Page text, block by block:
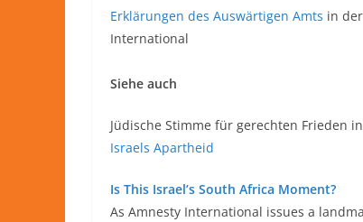
Erklärungen des Auswärtigen Amts in
International
Siehe auch
Jüdische Stimme für gerechten Frieden
Israels Apartheid
Is This Israel’s South Africa Moment?
As Amnesty International issues a